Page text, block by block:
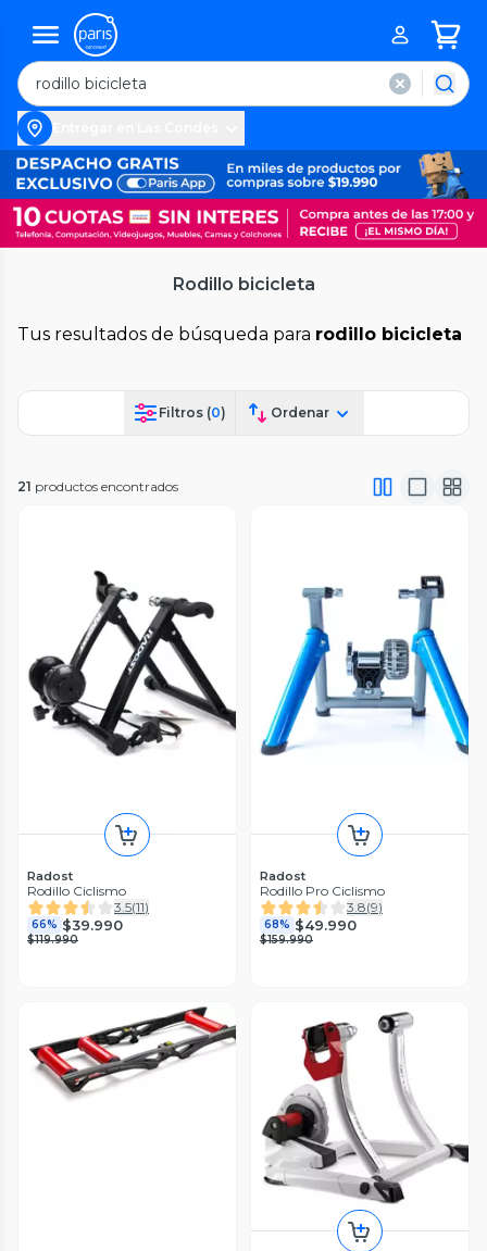
Rodillo bicicleta
Tus resultados de búsqueda para rodillo bicicleta
Filtros (0) Ordenar
21 productos encontrados
Radost
Rodillo Ciclismo
3.5(11)
66% $39.990
$119.990
Radost
Rodillo Pro Ciclismo
3.8(9)
68% $49.990
$159.990